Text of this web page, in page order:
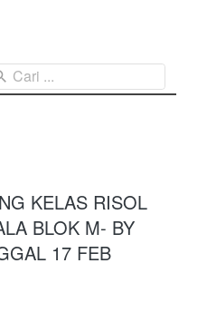
Cari ...
KELAS RISOL
BLOK M- BY
17 FEB